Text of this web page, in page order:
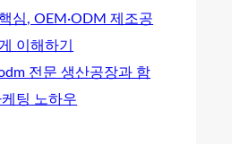
심, OEM·ODM 제조공
이해하기
전문 생산공장과 함
팅 노하우